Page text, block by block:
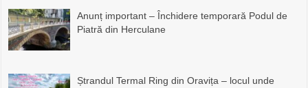
Anunț important – Închidere temporară Podul de
Piatră din Herculane
Ștrandul Termal Ring din Oravița – locul unde